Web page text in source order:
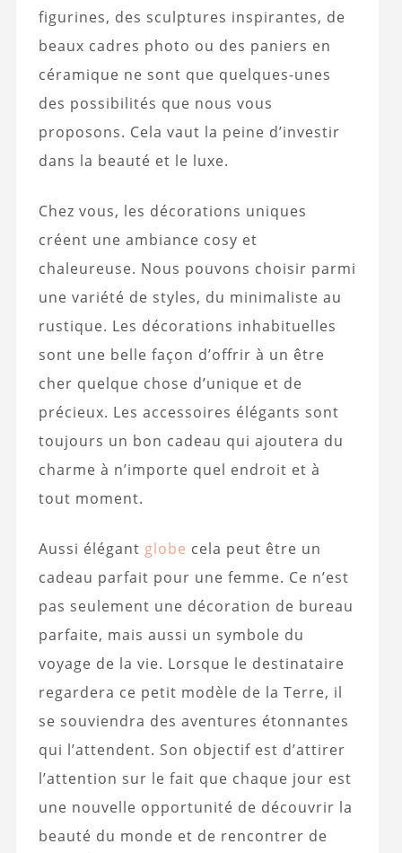
figurines, des sculptures inspirantes, de
beaux cadres photo ou des paniers en
céramique ne sont que quelques-unes
des possibilités que nous vous
proposons. Cela vaut la peine d’investir
dans la beauté et le luxe.
Chez vous, les décorations uniques
créent une ambiance cosy et
chaleureuse. Nous pouvons choisir parmi
une variété de styles, du minimaliste au
rustique. Les décorations inhabituelles
sont une belle façon d’offrir à un être
cher quelque chose d’unique et de
précieux. Les accessoires élégants sont
toujours un bon cadeau qui ajoutera du
charme à n’importe quel endroit et à
tout moment.
Aussi élégant globe cela peut être un
cadeau parfait pour une femme. Ce n’est
pas seulement une décoration de bureau
parfaite, mais aussi un symbole du
voyage de la vie. Lorsque le destinataire
regardera ce petit modèle de la Terre, il
se souviendra des aventures étonnantes
qui l’attendent. Son objectif est d’attirer
l’attention sur le fait que chaque jour est
une nouvelle opportunité de découvrir la
beauté du monde et de rencontrer de